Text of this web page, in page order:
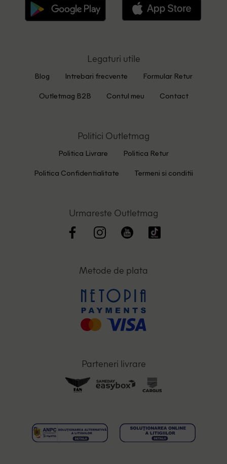
Legaturi utile
Blog Intrebari frecvente Formular Retur
Outletmag B2B Contul meu Contact
Politici Outletmag
Politica Livrare Politica Retur
Politica Confidentialitate Termeni si conditii
Urmareste Outletmag
Metode de plata
Parteneri livrare